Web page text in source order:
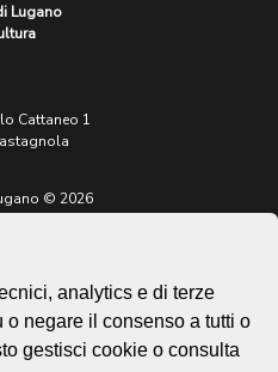
Lugano
Cattaneo 1
© 2026
analytics e di terze
negare il consenso a tutti o
gestisci cookie o consulta